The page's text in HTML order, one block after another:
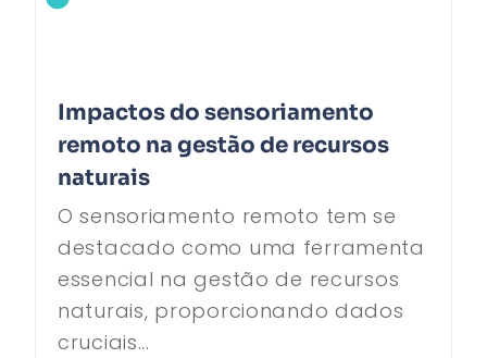
Impactos do sensoriamento
remoto na gestão de recursos
naturais
O sensoriamento remoto tem se
destacado como uma ferramenta
essencial na gestão de recursos
naturais, proporcionando dados
cruciais...